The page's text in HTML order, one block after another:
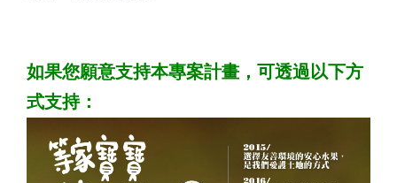
如果您願意支持本專案計畫，可透過以下方
式支持：